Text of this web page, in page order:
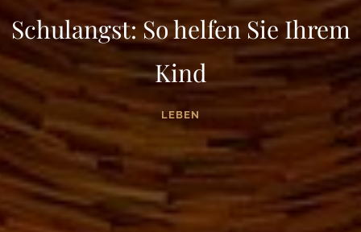
Schulangst: So helfen Sie Ihrem
Kind
LEBEN